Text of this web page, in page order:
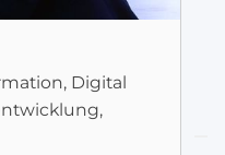
Digital